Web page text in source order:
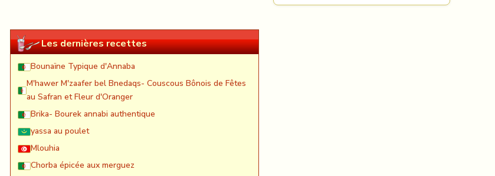
Les dernières recettes
Bounaïne Typique d'Annaba
M'hawer M'zaafer bel Bnedaqs- Couscous Bônois de Fêtes
au Safran et Fleur d'Oranger
Brika- Bourek annabi authentique
yassa au poulet
Mlouhia
Chorba épicée aux merguez